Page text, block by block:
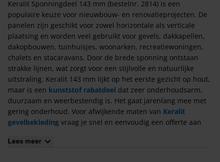
Keralit Sponningdeel 143 mm (bestelnr. 2814) is een
populaire keuze voor nieuwbouw- en renovatieprojecten. De
panelen zijn geschikt voor zowel horizontale als verticale
plaatsing en worden veel gebruikt voor gevels, dakkapellen,
dakopbouwen, tuinhuisjes, woonarken, recreatiewoningen,
chalets en stacaravans. Door de brede sponning ontstaan
strakke lijnen, wat zorgt voor een stijlvolle en natuurlijke
uitstraling. Keralit 143 mm lijkt op het eerste gezicht op hout,
maar is een kunststof rabatdeel dat zeer onderhoudsarm,
duurzaam en weerbestendig is. Het gaat jarenlang mee met
gering onderhoud. Voor afwijkende maten van Keralit
gevelbekleding vraag je snel en eenvoudig een offerte aan
Maak jouw gevelbekleding compleet met de
Lees meer